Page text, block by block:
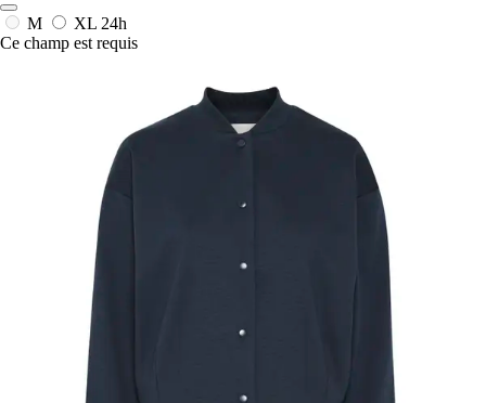
M XL 24h
Ce champ est requis